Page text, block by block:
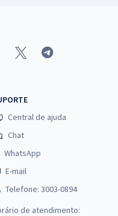
Central de ajuda
Chat
WhatsApp
E-mail
Telefone: 3003-0894
de atendimento: